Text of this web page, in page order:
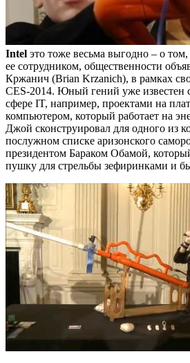
Intel это тоже весьма выгодно – о том,
ее сотрудником, общественности
Кржанич (Brian Krzanich), в рамках
CES-2014. Юный гений уже известен
сфере IT, например, проектами на
компьютером, который работает на
Джой сконструировал для одного из
послужном списке аризонского
президентом Бараком Обамой,
пушку для стрельбы зефиринками и